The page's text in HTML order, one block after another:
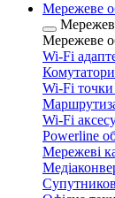
Мережеве
Мережеве
Wi-Fi
Комутатори
Wi-Fi
Wi-Fi
Рowerline
Мережеві